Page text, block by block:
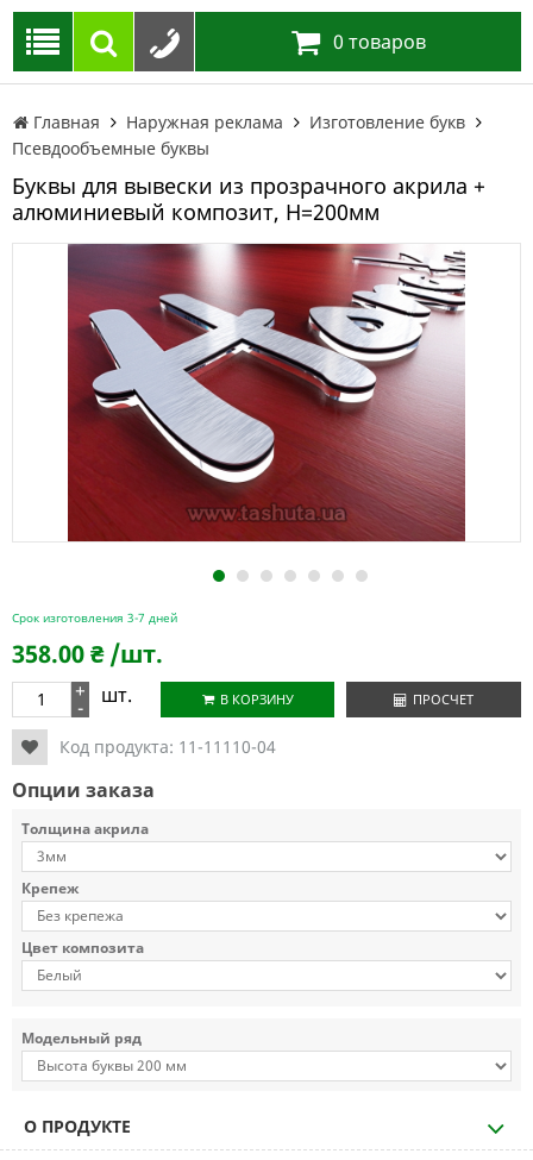
0 товаров
Главная Наружная реклама
Изготовление букв
Псевдообъемные буквы
Буквы для вывески из прозрачного акрила +
алюминиевый композит, H=200мм
1 2 3 4 5 6 7
Срок изготовления 3-7 дней
358.00₴ /шт.
+
- шт. В КОРЗИНУ ПРОСЧЕТ
Код продукта: 11-11110-04
Опции заказа
Толщина акрила
Крепеж
Цвет композита
Модельный ряд
О ПРОДУКТЕ